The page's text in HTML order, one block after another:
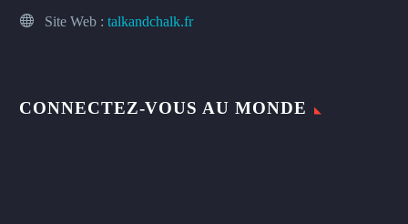
Site Web : talkandchalk.fr
CONNECTEZ-VOUS AU MONDE